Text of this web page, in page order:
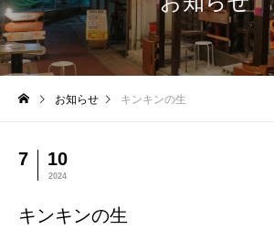
お知らせ キンキンの生
7 10
2024
キンキンの生